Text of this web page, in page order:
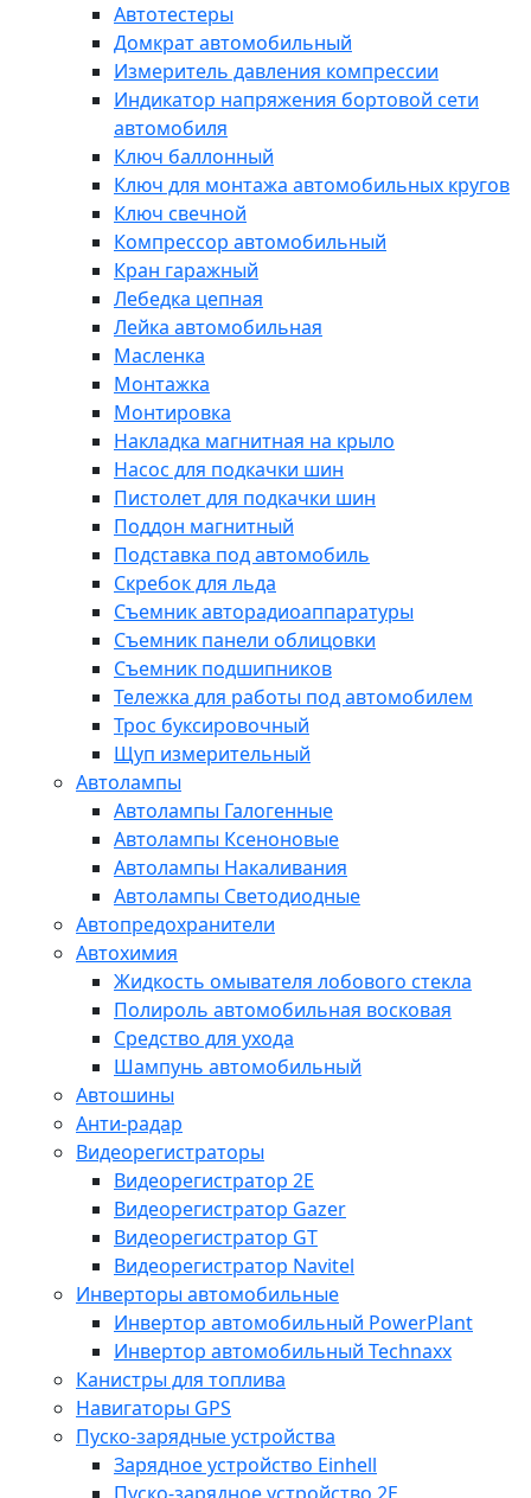
Автотестеры
Домкрат автомобильный
Измеритель давления компрессии
Индикатор напряжения бортовой сети
автомобиля
Ключ баллонный
Ключ для монтажа автомобильных кругов
Ключ свечной
Компрессор автомобильный
Кран гаражный
Лебедка цепная
Лейка автомобильная
Масленка
Монтажка
Монтировка
Накладка магнитная на крыло
Насос для подкачки шин
Пистолет для подкачки шин
Поддон магнитный
Подставка под автомобиль
Скребок для льда
Съемник авторадиоаппаратуры
Съемник панели облицовки
Съемник подшипников
Тележка для работы под автомобилем
Трос буксировочный
Щуп измерительный
Автолампы
Автолампы Галогенные
Автолампы Ксеноновые
Автолампы Накаливания
Автолампы Светодиодные
Автопредохранители
Автохимия
Жидкость омывателя лобового стекла
Полироль автомобильная восковая
Средство для ухода
Шампунь автомобильный
Автошины
Анти-радар
Видеорегистраторы
Видеорегистратор 2E
Видеорегистратор Gazer
Видеорегистратор GT
Видеорегистратор Navitel
Инверторы автомобильные
Инвертор автомобильный PowerPlant
Инвертор автомобильный Technaxx
Канистры для топлива
Навигаторы GPS
Пуско-зарядные устройства
Зарядное устройство Einhell